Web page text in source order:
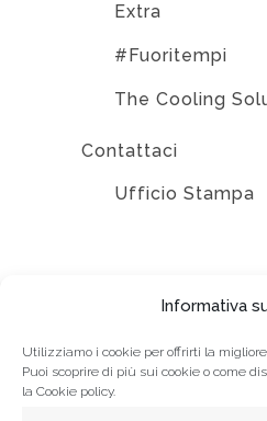
Informativa
Utilizziamo i cookie per offrirti la
Puoi scoprire di più sui cookie o come
la Cookie policy.
Extra
#Fuoritempi
The Cooling
Contattaci
Ufficio Stampa